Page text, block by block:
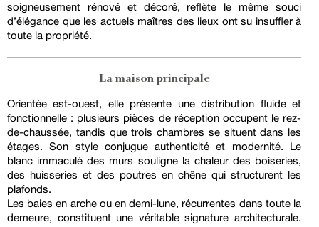
soigneusement rénové et décoré, reflète le même souci
d’élégance que les actuels maîtres des lieux ont su insuffler à
toute la propriété.
La maison principale
Orientée est-ouest, elle présente une distribution fluide et
fonctionnelle : plusieurs pièces de réception occupent le rez-
de-chaussée, tandis que trois chambres se situent dans les
étages. Son style conjugue authenticité et modernité. Le
blanc immaculé des murs souligne la chaleur des boiseries,
des huisseries et des poutres en chêne qui structurent les
plafonds.
Les baies en arche ou en demi-lune, récurrentes dans toute la
demeure, constituent une véritable signature architecturale.